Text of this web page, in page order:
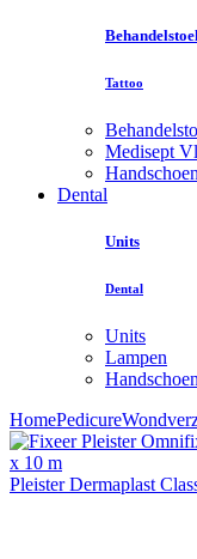
Tattoo
Medisept
Dental
Units
Dental
Units
Lampen
HomePedicure
x 10 m
Pleister Dermaplast